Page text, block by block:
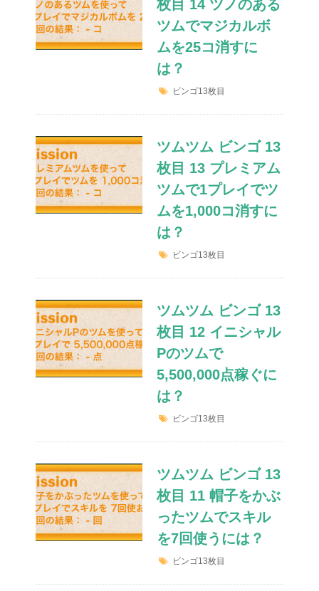
枚目 14 ツノのある
ツムでマジカルボ
ムを25コ消すに
は？
ビンゴ13枚目
ツムツム ビンゴ 13
枚目 13 プレミアム
ツムで1プレイでツ
ムを1,000コ消すに
は？
ビンゴ13枚目
ツムツム ビンゴ 13
枚目 12 イニシャル
Pのツムで
5,500,000点稼ぐに
は？
ビンゴ13枚目
ツムツム ビンゴ 13
枚目 11 帽子をかぶ
ったツムでスキル
を7回使うには？
ビンゴ13枚目